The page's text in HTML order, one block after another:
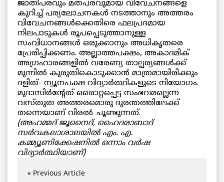
ജാതിപരവും മതപരവുമായ വിവേചനങ്ങളെ
കുറിച്ച് പര്യലോചനകള്‍ നടത്താനും അത്തരം
വിവേചനങ്ങള്‍ക്കെതിരെ ഫലപ്രദമായ
നിലപാടുകള്‍ രൂപപ്പെടുത്താനുള്ള
സംവിധാനങ്ങള്‍ ഒരുക്കാനും അധികൃതരെ
പ്രേരിപ്പിക്കണം. അല്ലാത്തപക്ഷം, അകാദമിക്
അഗ്രഹാരങ്ങളില്‍ വരേണ്യ താല്പര്യങ്ങള്‍ക്ക്
മുന്നില്‍ കുരുതികൊടുക്കാന്‍ മാത്രമായിരിക്കും
ദളിത്- ന്യൂനപക്ഷ വിദ്യാര്‍ത്ഥികളുടെ നിയോഗം.
മുദാസിര്‍ന്റേത് ഒരൊറ്റപ്പെട്ട സംഭവമല്ലെന്ന
വസ്തുത അത്തരമൊരു ദുരന്തത്തിലേക്ക്
തന്നെയാണ് വിരല്‍ ചൂണ്ടുന്നത്.
(അഹമ്മദ് ജൂനൈദ്, ഹൈദരാബാദ്
സര്‍വകലാശാലയില്‍ എം. എ.
കമ്മ്യൂണിക്കേഷനില്‍ ഒന്നാം വര്‍ഷ
വിദ്യാര്‍ത്ഥിയാണ്)
« Previous Article